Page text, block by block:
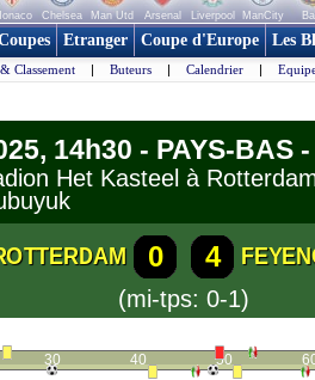
Chelsea Man Utd Arsenal Liverpool ManCity
Etranger Coupe d'Europe Les
Classement | Buteurs | Calendrier |
14h30 - PAYS-BAS
Het Kasteel à
0 4
(mi-tps: 0-1)
30 40 50